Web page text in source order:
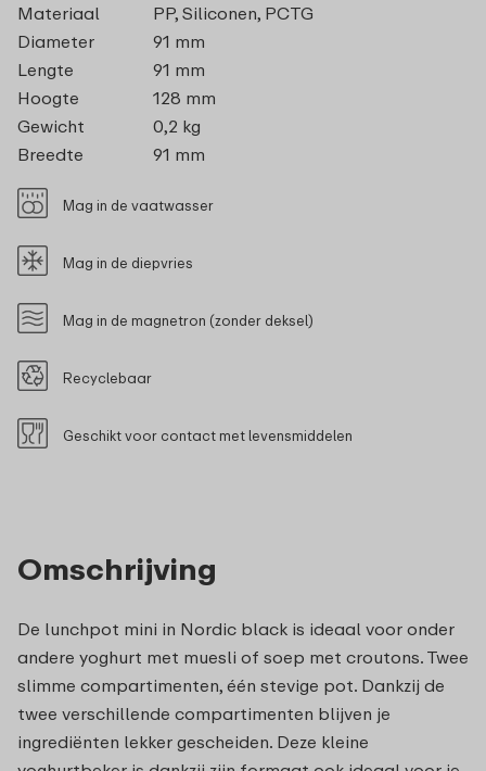
Omschrijving
De lunchpot mini in Nordic black is ideaal voor onder
andere yoghurt met muesli of soep met croutons. Twee
slimme compartimenten, één stevige pot. Dankzij de
twee verschillende compartimenten blijven je
ingrediënten lekker gescheiden. Deze kleine
Materiaal
PP, Siliconen, PCTG
Diameter
91 mm
Lengte
91 mm
Hoogte
128 mm
Gewicht
0,2 kg
Breedte
91 mm
Mag in de vaatwasser
Mag in de diepvries
Mag in de magnetron (zonder deksel)
Recyclebaar
Geschikt voor contact met levensmiddelen